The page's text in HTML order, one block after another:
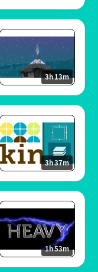
3h 13m
3h 37m
1h 53m